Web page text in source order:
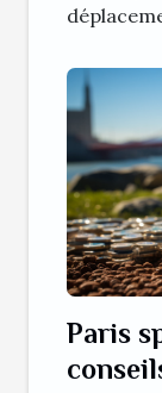
Paris